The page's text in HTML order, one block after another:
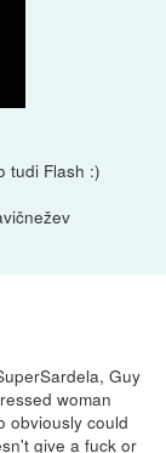
tudi Flash :)
Guy
woman
obviously could
give a fuck or